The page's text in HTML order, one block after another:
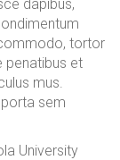
dapibus,
tortor
penatibus et
mus.
sem
University